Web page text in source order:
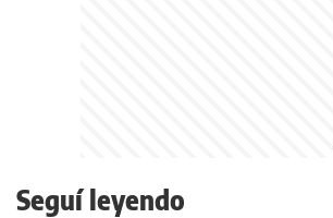
Seguí leyendo